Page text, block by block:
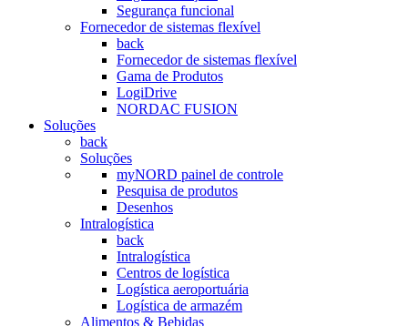
Segurança funcional
Fornecedor de sistemas flexível
back
Fornecedor de sistemas flexível
Gama de Produtos
LogiDrive
NORDAC FUSION
Soluções
back
Soluções
myNORD painel de controle
Pesquisa de produtos
Desenhos
Intralogística
back
Intralogística
Centros de logística
Logística aeroportuária
Logística de armazém
Alimentos & Bebidas